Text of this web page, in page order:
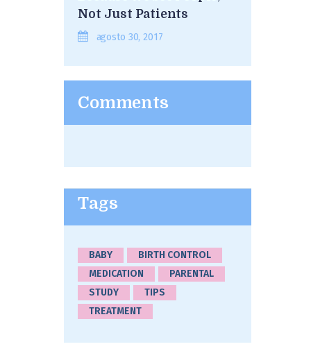
Not Just Patients
agosto 30, 2017
Comments
Tags
BABY
BIRTH CONTROL
MEDICATION
PARENTAL
STUDY
TIPS
TREATMENT